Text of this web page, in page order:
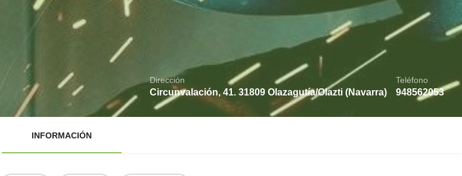
Dirección
Circunvalación, 41. 31809 Olazagutía/Olazti (Navarra)
Teléfono
948562053
INFORMACIÓN